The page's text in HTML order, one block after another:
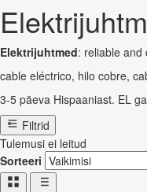
Elektrijuhtmed: reliable and
cable eléctrico, hilo cobre,
3-5 päeva Hispaaniast. EL
Filtrid
Tulemusi ei leitud
Sorteeri